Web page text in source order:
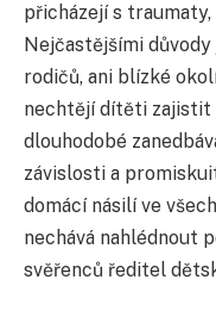
přicházejí s
Nejčastějšími
rodičů, ani blízké
nechtějí dítěti zajistit
dlouhodobé
závislosti a
domácí násilí ve
nechává nahlédnout
svěřenců ředitel